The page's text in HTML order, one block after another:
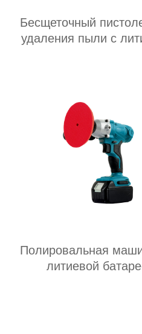
Бесщеточный
удаления пыли с
Полировальная
литиевой